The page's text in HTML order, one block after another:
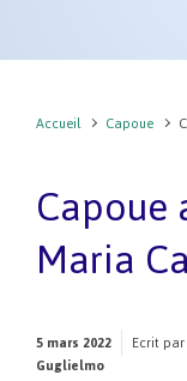
Accueil Capoue
Capoue
Maria
5 mars 2022
Ecrit par
Guglielmo